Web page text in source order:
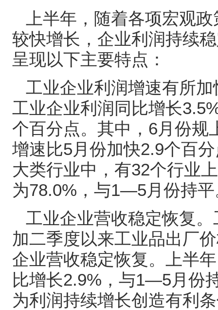
上半年，随着各项宏观
较快增长，企业利润持续
呈现以下主要特点：
工业企业利润增速有所
工业企业利润同比增长
个百分点。其中， 6月份规
增速比5月份加快2.9个百
大类行业中，有32个行业
为78.0% ，与1—5月份持
工业企业营收稳定恢复
加二季度以来工业品出厂
企业营收稳定恢复。上半
比增长2.9% ，与1—5月份
为利润持续增长创造有利